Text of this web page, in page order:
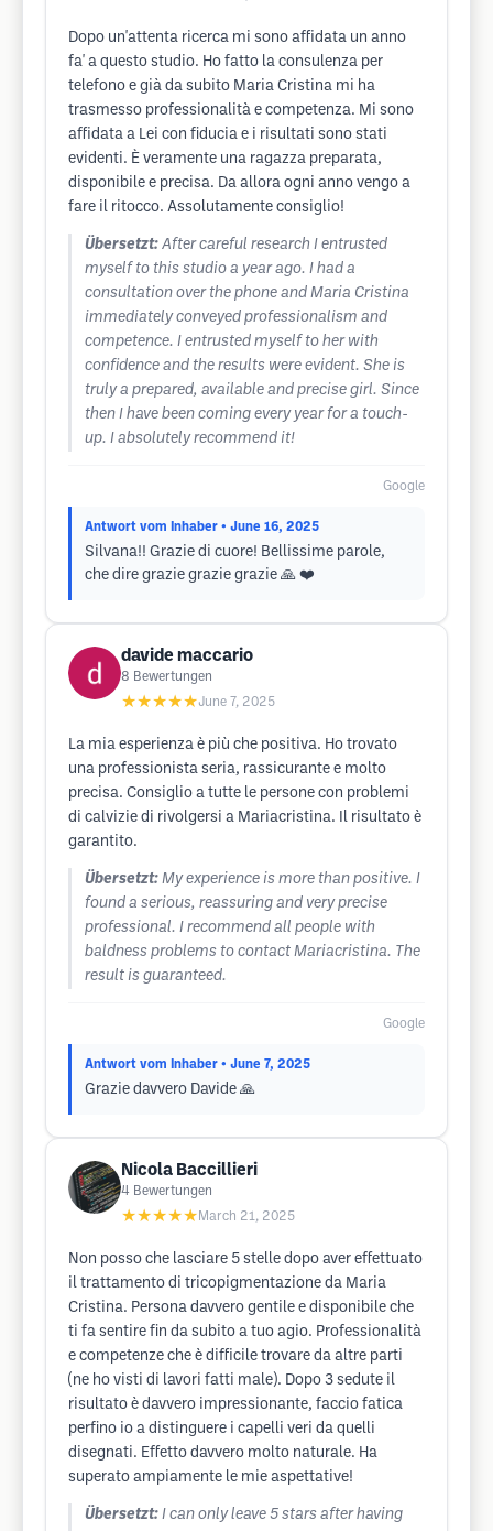
Dopo un'attenta ricerca mi sono affidata un anno
fa' a questo studio. Ho fatto la consulenza per
telefono e già da subito Maria Cristina mi ha
trasmesso professionalità e competenza. Mi sono
affidata a Lei con fiducia e i risultati sono stati
evidenti. È veramente una ragazza preparata,
disponibile e precisa. Da allora ogni anno vengo a
fare il ritocco. Assolutamente consiglio!
Übersetzt: After careful research I entrusted
myself to this studio a year ago. I had a
consultation over the phone and Maria Cristina
immediately conveyed professionalism and
competence. I entrusted myself to her with
confidence and the results were evident. She is
truly a prepared, available and precise girl. Since
then I have been coming every year for a touch-
up. I absolutely recommend it!
Google
Antwort vom Inhaber • June 16, 2025
Silvana!! Grazie di cuore! Bellissime parole,
che dire grazie grazie grazie 🙏 ❤️
davide maccario
8 Bewertungen
★★★★★June 7, 2025
La mia esperienza è più che positiva. Ho trovato
una professionista seria, rassicurante e molto
precisa. Consiglio a tutte le persone con problemi
di calvizie di rivolgersi a Mariacristina. Il risultato è
garantito.
Übersetzt: My experience is more than positive. I
found a serious, reassuring and very precise
professional. I recommend all people with
baldness problems to contact Mariacristina. The
result is guaranteed.
Google
Antwort vom Inhaber • June 7, 2025
Grazie davvero Davide 🙏
Nicola Baccillieri
4 Bewertungen
★★★★★ March 21, 2025
Non posso che lasciare 5 stelle dopo aver effettuato
il trattamento di tricopigmentazione da Maria
Cristina. Persona davvero gentile e disponibile che
ti fa sentire fin da subito a tuo agio. Professionalità
e competenze che è difficile trovare da altre parti
(ne ho visti di lavori fatti male). Dopo 3 sedute il
risultato è davvero impressionante, faccio fatica
perfino io a distinguere i capelli veri da quelli
disegnati. Effetto davvero molto naturale. Ha
superato ampiamente le mie aspettative!
Übersetzt: I can only leave 5 stars after having